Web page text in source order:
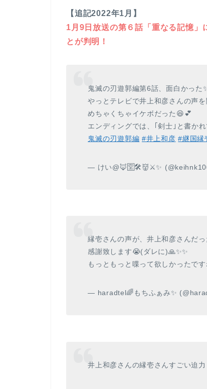
【追記2022年1月】
1月9日放送の第６話「重なる記憶」
とが判明！
鬼滅の刃遊郭編第6話、面白かった
やっとテレビで井上和彦さんの声
めちゃくちゃイケボだった😆💕
エンディングでは、｢剣士｣と書か
鬼滅の刃遊郭編 #井上和彦 #継国縁
— けい@🦊🈳🛠️👹⚔️✨
縁壱さんの声が、井上和彦さんだっ
感謝致します😭(ダレに)🙏✨✨
もっともっと喋って欲しかったです
— haradtel🌈もちふぁみ✨
井上和彦さんの縁壱さんすごい迫力